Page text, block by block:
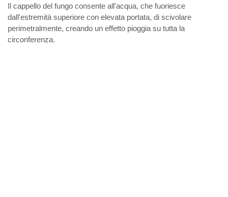
Il cappello del fungo consente all'acqua, che fuoriesce
dall'estremità superiore con elevata portata, di scivolare
perimetralmente, creando un effetto pioggia su tutta la
circonferenza.